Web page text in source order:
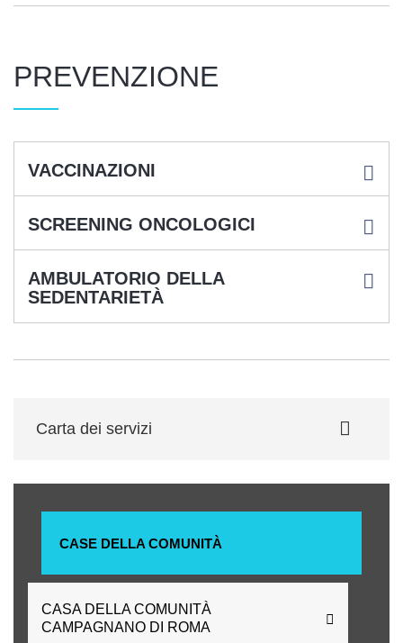
PREVENZIONE
VACCINAZIONI
SCREENING ONCOLOGICI
AMBULATORIO DELLA
SEDENTARIETÀ
Carta dei servizi
CASE DELLA COMUNITÀ
CASA DELLA COMUNITÀ
CAMPAGNANO DI ROMA